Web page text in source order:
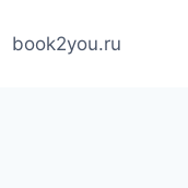
book2you.ru